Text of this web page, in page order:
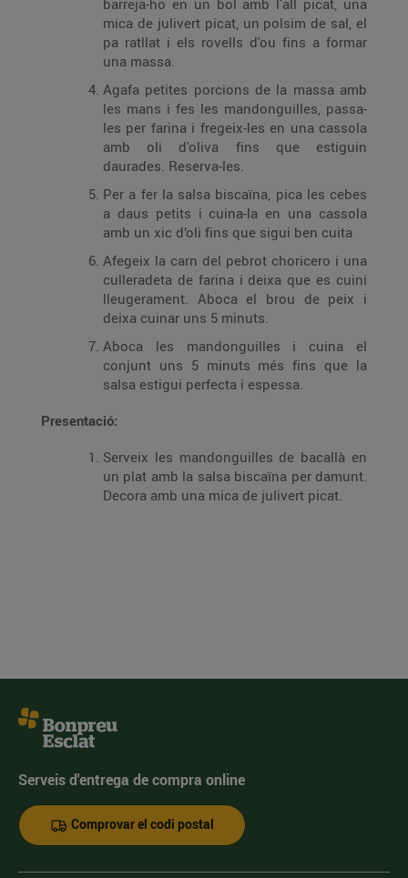
barreja-ho en un bol amb l'all picat, una
mica de julivert picat, un polsim de sal, el
pa ratllat i els rovells d'ou fins a formar
una massa.
Agafa petites porcions de la massa amb
les mans i fes les mandonguilles, passa-
les per farina i fregeix-les en una cassola
amb oli d'oliva fins que estiguin
daurades. Reserva-les.
Per a fer la salsa biscaïna, pica les cebes
a daus petits i cuina-la en una cassola
amb un xic d’oli fins que sigui ben cuita
Afegeix la carn del pebrot choricero i una
culleradeta de farina i deixa que es cuini
lleugerament. Aboca el brou de peix i
deixa cuinar uns 5 minuts.
Aboca les mandonguilles i cuina el
conjunt uns 5 minuts més fins que la
salsa estigui perfecta i espessa.
Presentació:
Serveix les mandonguilles de bacallà en
un plat amb la salsa biscaïna per damunt.
Decora amb una mica de julivert picat.
Serveis d'entrega de compra online
Comprovar el codi postal